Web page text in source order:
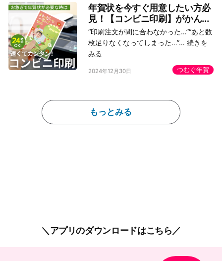
年賀状を今すぐ用意したい方必
見！【コンビニ印刷】がかん...
“印刷注文が間に合わなかった…”“あと数
枚足りなくなってしまった…”…続きを
みる
2024年12月30日 つむぐ年賀
もっとみる
アプリのダウンロードはこちら